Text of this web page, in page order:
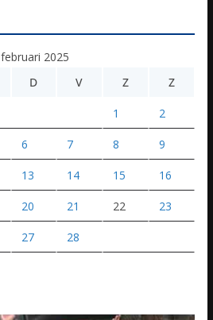
februari 2025
D V Z Z
1 2
6 7 8 9
13 14 15 16
20 21 22 23
27 28